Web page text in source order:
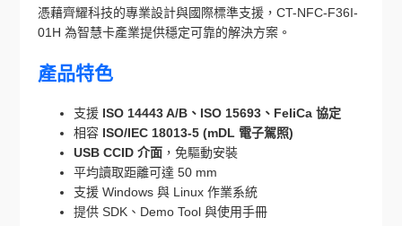
憑藉齊耀科技的專業設計與國際標準支援，CT-NFC-F36I-
01H 為智慧卡產業提供穩定可靠的解決方案。
產品特色
支援 ISO 14443 A/B、ISO 15693、FeliCa 協定
相容 ISO/IEC 18013-5 (mDL 電子駕照)
USB CCID 介面 ，免驅動安裝
平均讀取距離可達 50 mm
支援 Windows 與 Linux 作業系統
提供 SDK、Demo Tool 與使用手冊